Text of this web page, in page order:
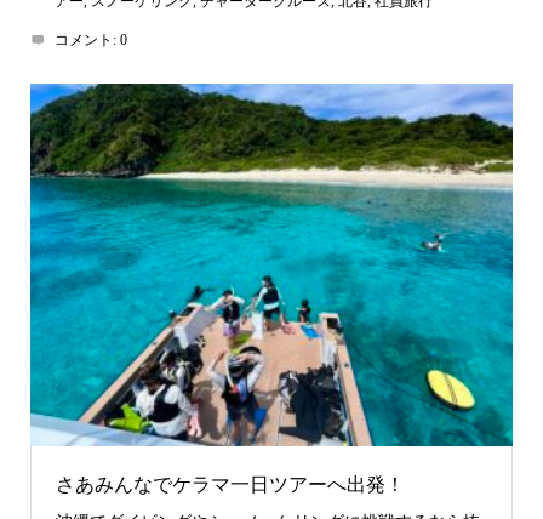
コメント: 0
さあみんなでケラマ一日ツアーへ出発！